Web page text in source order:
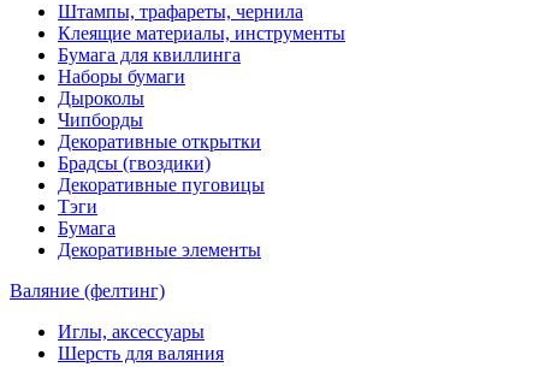
Штампы, трафареты, чернила
Клеящие материалы, инструменты
Бумага для квиллинга
Наборы бумаги
Дыроколы
Чипборды
Декоративные открытки
Брадсы (гвоздики)
Декоративные пуговицы
Тэги
Бумага
Декоративные элементы
Валяние (фелтинг)
Иглы, аксессуары
Шерсть для валяния